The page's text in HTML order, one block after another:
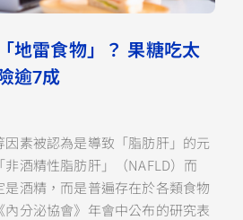
地雷食物」？ 果糖吃太
逾7成
素被認為是導致「脂肪肝」的元
酒精性脂肪肝」（NAFLD）而
酒精，而是普遍存在於各類食物
分泌協會》年會中公布的研究表